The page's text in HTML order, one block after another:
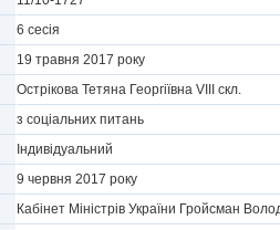
6 сесія
19 травня 2017 року
Острікова Тетяна Георгіївна VIII скл.
з соціальних питань
Індивідуальний
9 червня 2017 року
Кабінет Міністрів України Гройсман